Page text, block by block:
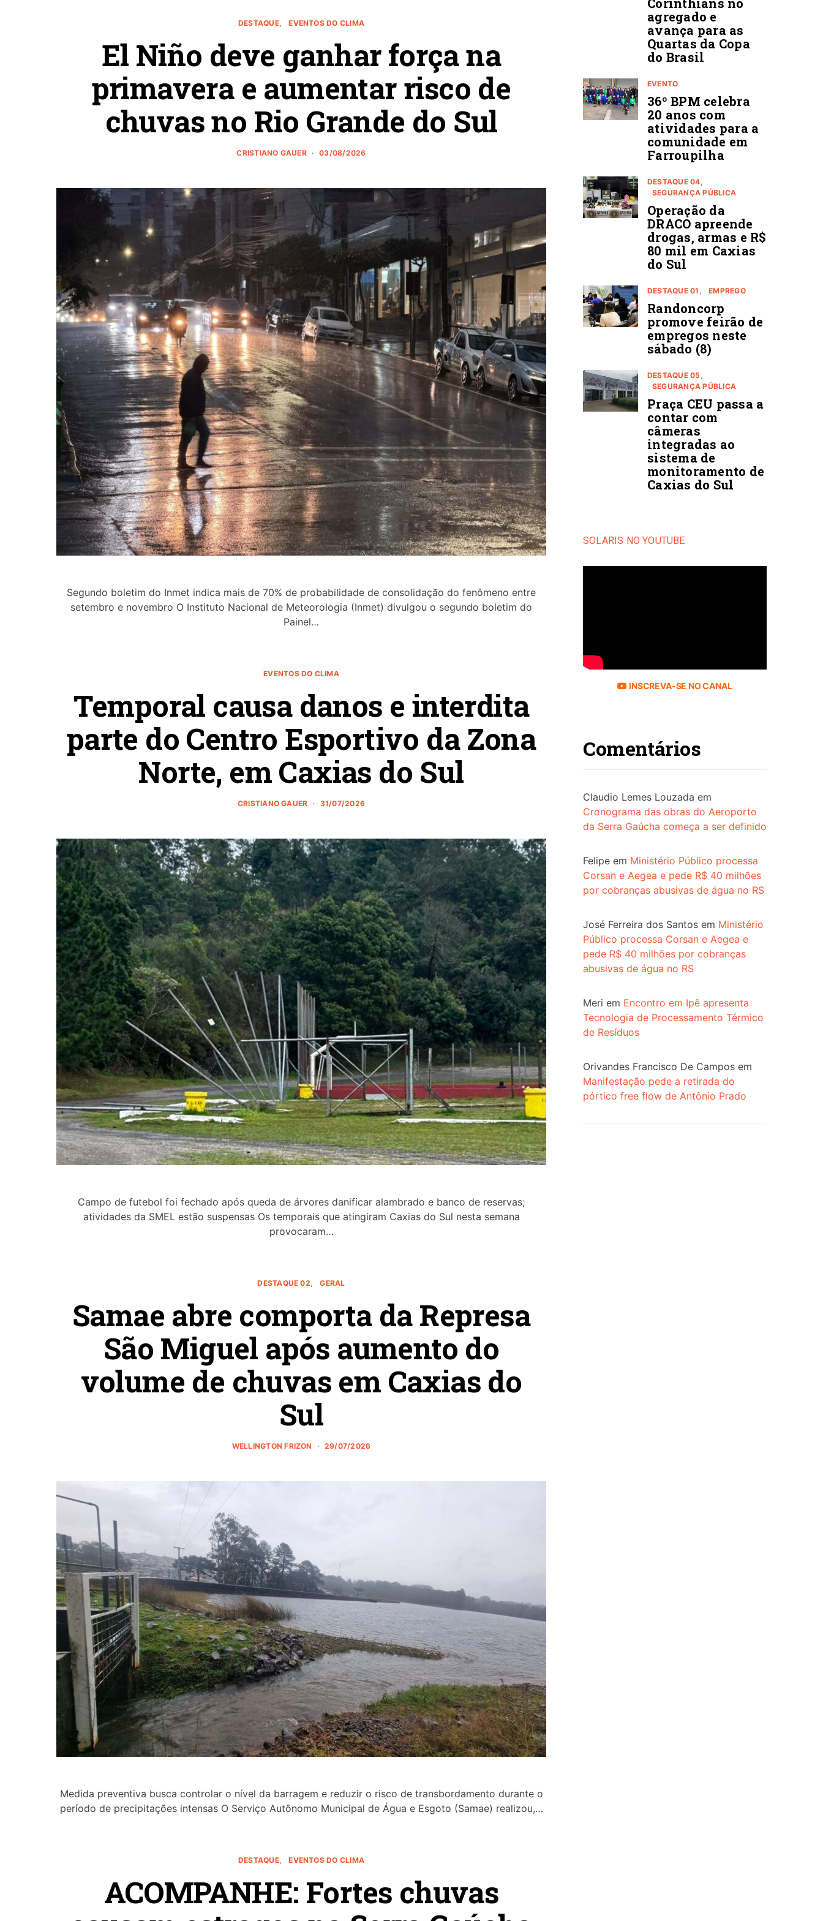
DESTAQUE EVENTOS DO CLIMA
El Niño deve ganhar força na
primavera e aumentar risco de
chuvas no Rio Grande do Sul
CRISTIANO GAUER 03/08/2026
Segundo boletim do Inmet indica mais de 70% de probabilidade de consolidação do fenômeno entre
setembro e novembro O Instituto Nacional de Meteorologia (Inmet) divulgou o segundo boletim do
Painel…
EVENTOS DO CLIMA
Temporal causa danos e interdita
parte do Centro Esportivo da Zona
Norte, em Caxias do Sul
CRISTIANO GAUER 31/07/2026
Campo de futebol foi fechado após queda de árvores danificar alambrado e banco de reservas;
atividades da SMEL estão suspensas Os temporais que atingiram Caxias do Sul nesta semana
provocaram…
DESTAQUE 02 GERAL
Samae abre comporta da Represa
São Miguel após aumento do
volume de chuvas em Caxias do
Sul
WELLINGTON FRIZON 29/07/2026
Medida preventiva busca controlar o nível da barragem e reduzir o risco de transbordamento durante o
período de precipitações intensas O Serviço Autônomo Municipal de Água e Esgoto (Samae) realizou,…
DESTAQUE EVENTOS DO CLIMA
ACOMPANHE: Fortes chuvas
agregado e
avança para as
Quartas da Copa
do Brasil
EVENTO
36º BPM celebra
20 anos com
atividades para a
comunidade em
Farroupilha
DESTAQUE 04
SEGURANÇA PÚBLICA
Operação da
DRACO apreende
drogas, armas e R$
80 mil em Caxias
do Sul
DESTAQUE 01 EMPREGO
Randoncorp
promove feirão de
empregos neste
sábado (8)
DESTAQUE 05
SEGURANÇA PÚBLICA
Praça CEU passa a
contar com
câmeras
integradas ao
sistema de
monitoramento de
Caxias do Sul
SOLARIS NO YOUTUBE
INSCREVA-SE NO CANAL
Comentários
Claudio Lemes Louzada em
Cronograma das obras do Aeroporto
da Serra Gaúcha começa a ser definido
Felipe em Ministério Público processa
Corsan e Aegea e pede R$ 40 milhões
por cobranças abusivas de água no RS
José Ferreira dos Santos em Ministério
Público processa Corsan e Aegea e
pede R$ 40 milhões por cobranças
abusivas de água no RS
Meri em Encontro em Ipê apresenta
Tecnologia de Processamento Térmico
de Resíduos
Orivandes Francisco De Campos em
Manifestação pede a retirada do
pórtico free flow de Antônio Prado